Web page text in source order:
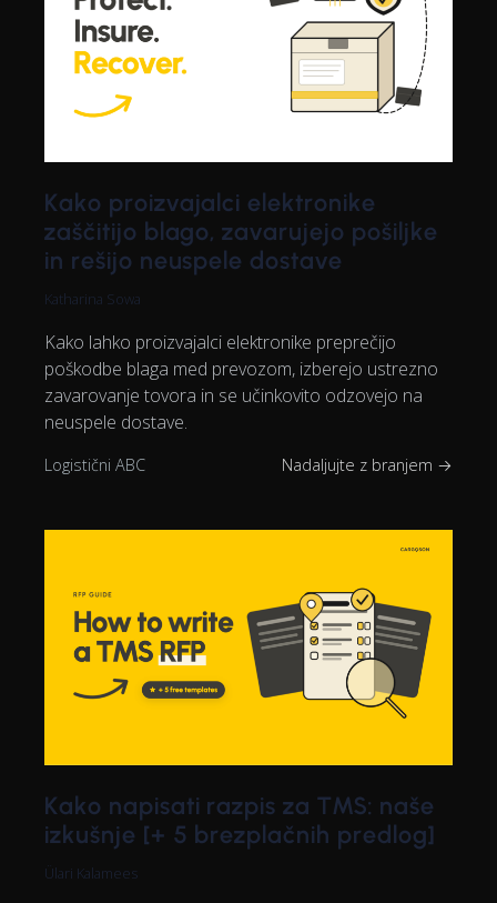
Kako proizvajalci elektronike
zaščitijo blago, zavarujejo pošiljke
in rešijo neuspele dostave
Katharina Sowa
Kako lahko proizvajalci elektronike preprečijo
poškodbe blaga med prevozom, izberejo ustrezno
zavarovanje tovora in se učinkovito odzovejo na
neuspele dostave.
Logistični ABC Nadaljujte z branjem →
Kako napisati razpis za TMS: naše
izkušnje [+ 5 brezplačnih predlog]
Ülari Kalamees